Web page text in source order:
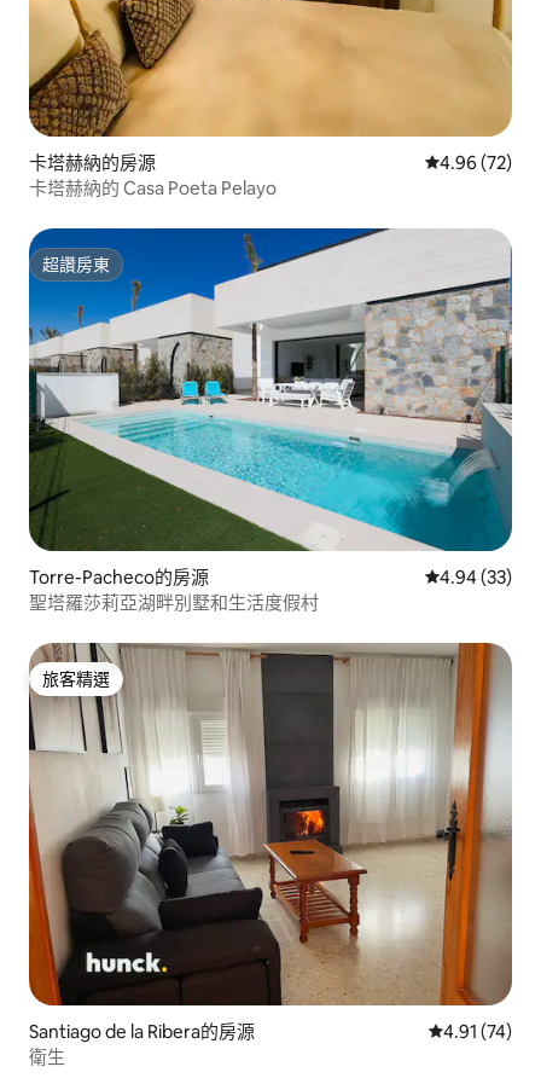
卡塔赫納的房源 從 72 則評價
4.96 (72)
卡塔赫納的 Casa Poeta Pelayo
超讚房東
超讚房東
Torre-Pacheco的房源 從 33 則評價
4.94 (33)
聖塔羅莎莉亞湖畔別墅和生活度假村
旅客精選
旅客精選
Santiago de la Ribera的房源 從 74 則評價
4.91 (74)
衛生